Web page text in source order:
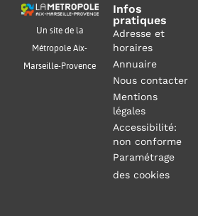
Un site de la
Métropole Aix-
Marseille-Provence
Infos
pratiques
Adresse et
horaires
Annuaire
Nous contacter
Mentions
légales
Accessibilité:
non conforme
Paramétrage
des cookies